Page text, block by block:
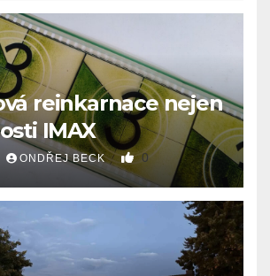
reinkarnace nejen
IMAX
ONDŘEJ BECK 0